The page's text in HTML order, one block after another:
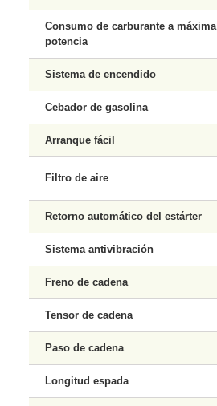
Consumo de carburante a máxima
potencia
Sistema de encendido
Cebador de gasolina
Arranque fácil
Filtro de aire
Retorno automático del estárter
Sistema antivibración
Freno de cadena
Tensor de cadena
Paso de cadena
Longitud espada